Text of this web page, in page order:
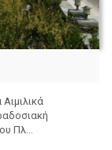
Πλ...